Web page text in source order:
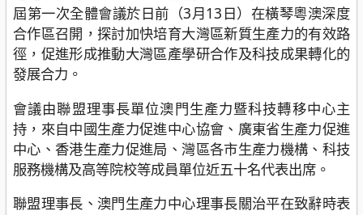
屆第一次全體會議於日前（3月13日）在橫琴粵澳深度
合作區召開，探討加快培育大灣區新質生產力的有效路
徑，促進形成推動大灣區產學研合作及科技成果轉化的
發展合力。
會議由聯盟理事長單位澳門生產力暨科技轉移中心主
持，來自中國生產力促進中心協會、廣東省生產力促進
中心、香港生產力促進局、灣區各市生產力機構、科技
服務機構及高等院校等成員單位近五十名代表出席。
聯盟理事長、澳門生產力中心理事長關治平在致辭時表